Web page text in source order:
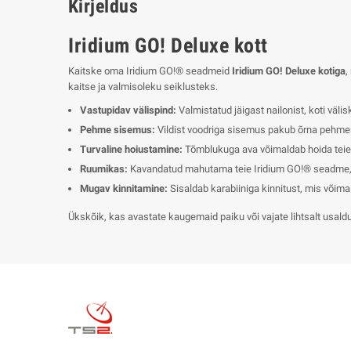
Kirjeldus
Iridium GO! Deluxe kott
Kaitske oma Iridium GO!® seadmeid Iridium GO! Deluxe kotiga,
kaitse ja valmisoleku seiklusteks.
Vastupidav välispind: Valmistatud jäigast nailonist, koti
Pehme sisemus: Vildist voodriga sisemus pakub õrna
Turvaline hoiustamine: Tõmblukuga ava võimaldab hoida
Ruumikas: Kavandatud mahutama teie Iridium GO!®
Mugav kinnitamine: Sisaldab karabiiniga kinnitust, mis
Ükskõik, kas avastate kaugemaid paiku või vajate lihtsalt